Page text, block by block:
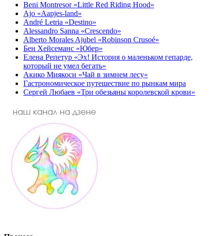
Beni Montresor «Little Red Riding Hood»
Ajo «Aapjes-land»
André Letria «Destino»
Alessandro Sanna «Crescendo»
Alberto Morales Ajubel «Robinson Crusoé»
Бен Хейсеманс «Юбер»
Елена Репетур «Эх! История о маленьком гепарде,
который не умел бегать»
Акико Миякоси «Чай в зимнем лесу»
Гастрономическое путешествие по рынкам мира
Сергей Любаев «Три обезьяны королевской крови»